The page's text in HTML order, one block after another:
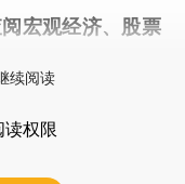
阅宏观经济、股票
续阅读
读权限